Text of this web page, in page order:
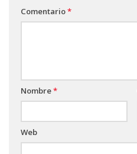
Comentario*
Nombre*
Web